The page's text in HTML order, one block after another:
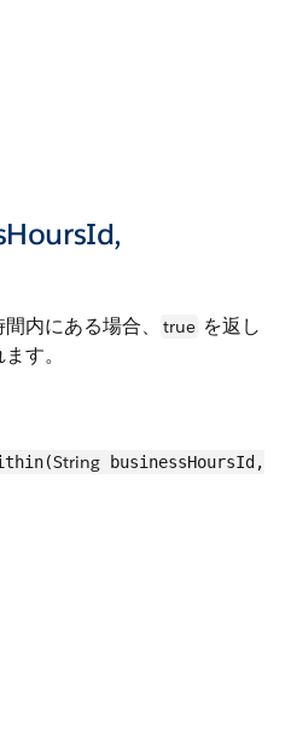
内にある場合、 true を返し
す。
String businessHoursId,